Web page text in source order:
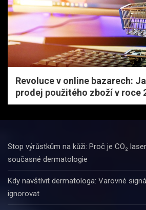
Revoluce v online bazarech:
prodej použitého zboží v roce
Stop výrůstkům na kůži: Proč je CO₂
současné dermatologie
Kdy navštívit dermatologa: Varovné
ignorovat